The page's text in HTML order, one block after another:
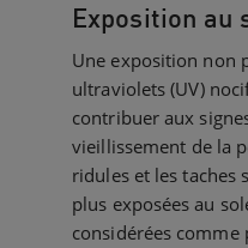
Exposition au
Une exposition non
ultraviolets (UV)
contribuer aux
vieillissement de la
ridules et les taches
plus exposées au
considérées